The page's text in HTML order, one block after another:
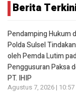
Berita
Pendamping Hukum
Polda Sulsel
oleh Pemda Lutim
Penggusuran Paksa
PT. IHIP
Agustus 7, 2026 | 10:57